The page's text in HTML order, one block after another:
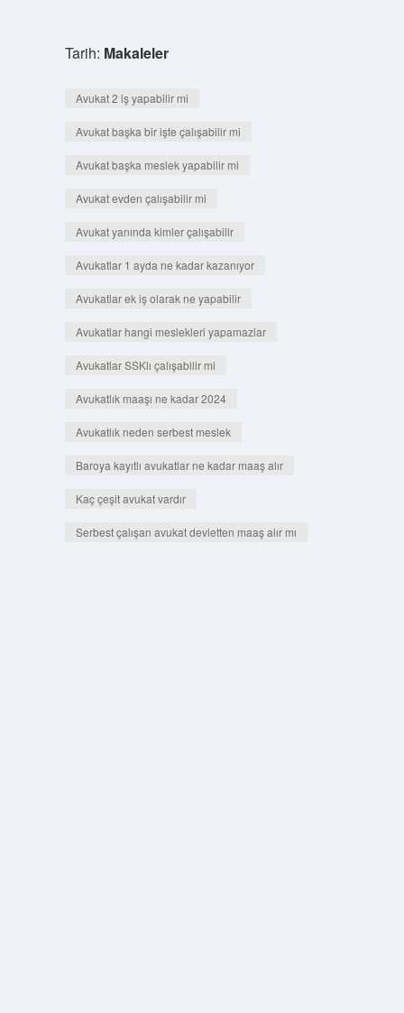
Tarih: Makaleler
Avukat 2 iş yapabilir mi
Avukat başka bir işte çalışabilir mi
Avukat başka meslek yapabilir mi
Avukat evden çalışabilir mi
Avukat yanında kimler çalışabilir
Avukatlar 1 ayda ne kadar kazanıyor
Avukatlar ek iş olarak ne yapabilir
Avukatlar hangi meslekleri yapamazlar
Avukatlar SSKlı çalışabilir mi
Avukatlık maaşı ne kadar 2024
Avukatlık neden serbest meslek
Baroya kayıtlı avukatlar ne kadar maaş alır
Kaç çeşit avukat vardır
Serbest çalışan avukat devletten maaş alır mı